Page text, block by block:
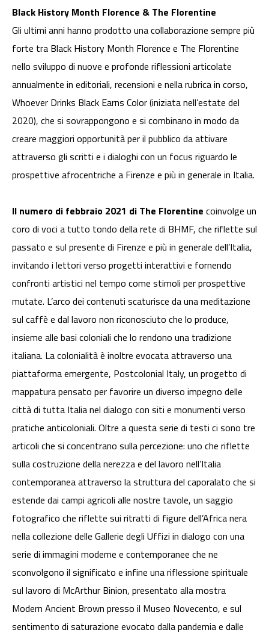
Black History Month Florence & The Florentine
Gli ultimi anni hanno prodotto una collaborazione sempre più
forte tra Black History Month Florence e The Florentine
nello sviluppo di nuove e profonde riflessioni articolate
annualmente in editoriali, recensioni e nella rubrica in corso,
Whoever Drinks Black Earns Color (iniziata nell’estate del
2020), che si sovrappongono e si combinano in modo da
creare maggiori opportunità per il pubblico da attivare
attraverso gli scritti e i dialoghi con un focus riguardo le
prospettive afrocentriche a Firenze e più in generale in Italia.
Il numero di febbraio 2021 di The Florentine coinvolge un
coro di voci a tutto tondo della rete di BHMF, che riflette sul
passato e sul presente di Firenze e più in generale dell’Italia,
invitando i lettori verso progetti interattivi e fornendo
confronti artistici nel tempo come stimoli per prospettive
mutate. L’arco dei contenuti scaturisce da una meditazione
sul caffè e dal lavoro non riconosciuto che lo produce,
insieme alle basi coloniali che lo rendono una tradizione
italiana. La colonialità è inoltre evocata attraverso una
piattaforma emergente, Postcolonial Italy, un progetto di
mappatura pensato per favorire un diverso impegno delle
città di tutta Italia nel dialogo con siti e monumenti verso
pratiche anticoloniali. Oltre a questa serie di testi ci sono tre
articoli che si concentrano sulla percezione: uno che riflette
sulla costruzione della nerezza e del lavoro nell’Italia
contemporanea attraverso la struttura del caporalato che si
estende dai campi agricoli alle nostre tavole, un saggio
fotografico che riflette sui ritratti di figure dell’Africa nera
nella collezione delle Gallerie degli Uffizi in dialogo con una
serie di immagini moderne e contemporanee che ne
sconvolgono il significato e infine una riflessione spirituale
sul lavoro di McArthur Binion, presentato alla mostra
Modern Ancient Brown presso il Museo Novecento, e sul
sentimento di saturazione evocato dalla pandemia e dalle